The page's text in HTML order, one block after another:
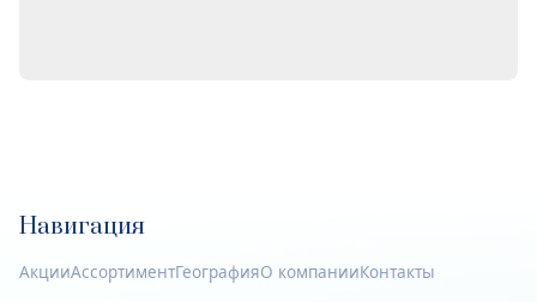
Навигация
АкцииАссортиментГеографияО компанииКонтакты